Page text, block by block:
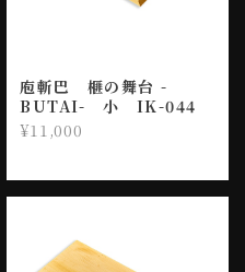
庖斬巴 榧の舞台 -
BUTAI- 小 IK-044
¥11,000